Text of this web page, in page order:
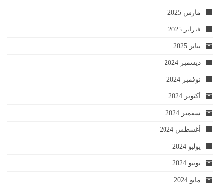
مارس 2025
فبراير 2025
يناير 2025
ديسمبر 2024
نوفمبر 2024
أكتوبر 2024
سبتمبر 2024
أغسطس 2024
يوليو 2024
يونيو 2024
مايو 2024